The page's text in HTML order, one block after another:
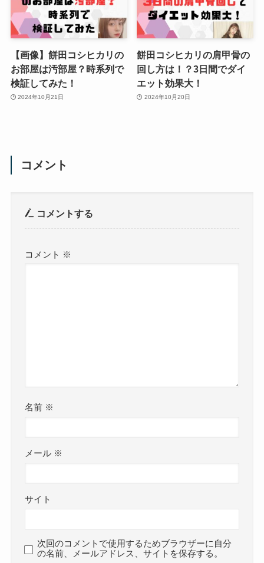
【画像】餅田コシヒカリの
お部屋は汚部屋？時系列で
検証してみた！
2024年10月21日
餅田コシヒカリの肩甲骨の
回し方は！？3日間でダイ
エット効果大！
2024年10月20日
コメント
コメントする
コメント ※
名前 ※
メール ※
サイト
次回のコメントで使用するためブラウザーに自分
の名前、メールアドレス、サイトを保存する。